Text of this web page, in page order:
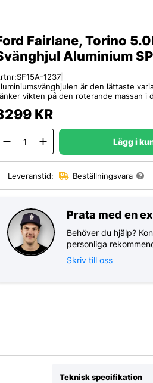
Fairlane, Torino
Aluminium
SF15A-1237
är den lättaste
vikten på den roterande massan i
KR
Lägg i
Leveranstid: Beställningsvara
Prata med en
Behöver du hjälp?
personliga
Skriv till oss
Teknisk specifikation